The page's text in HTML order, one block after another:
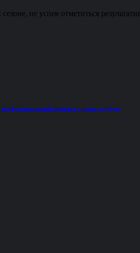
не успев отметиться
контракт с нашим клубом